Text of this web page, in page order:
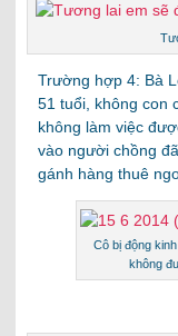
Trường hợp 4: Bà
51 tuổi, không con
không làm việc
vào người chồng
gánh hàng thuê
Cô bị động
không